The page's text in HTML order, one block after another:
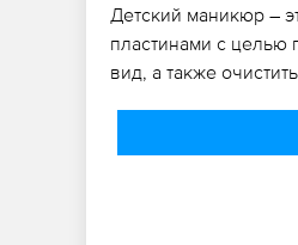
Детский маникюр –
пластинами с целью
вид, а также